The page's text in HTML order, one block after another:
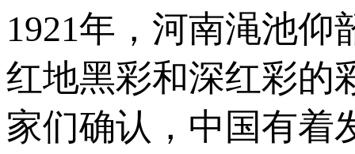
1921年，河南渑池
红地黑彩和深红彩的
家们确认，中国有着